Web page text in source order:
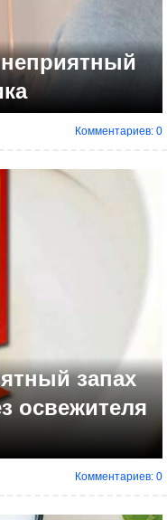
неприятный
Комментариев: 0
запах
освежителя
Комментариев: 0